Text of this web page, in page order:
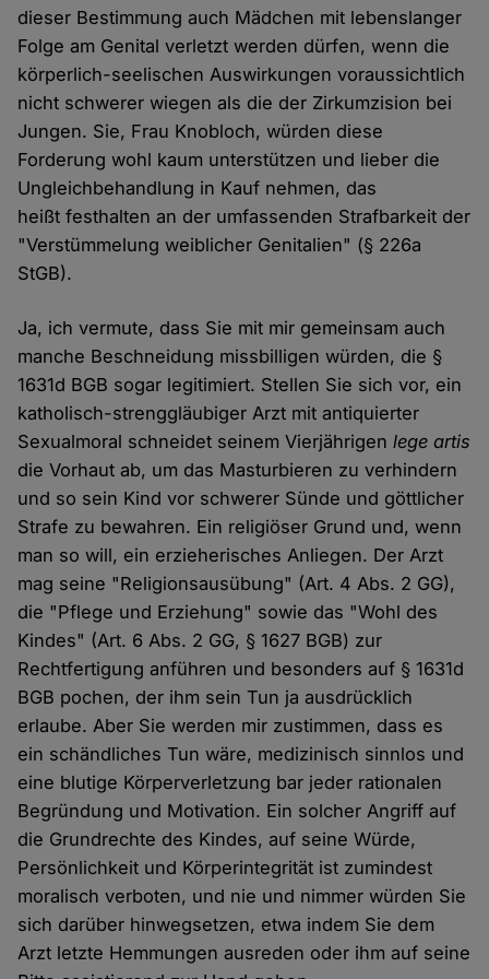
dieser Bestimmung auch Mädchen mit lebenslanger
Folge am Genital verletzt werden dürfen, wenn die
körperlich-seelischen Auswirkungen voraussichtlich
nicht schwerer wiegen als die der Zirkumzision bei
Jungen. Sie, Frau Knobloch, würden diese
Forderung wohl kaum unterstützen und lieber die
Ungleichbehandlung in Kauf nehmen, das
heißt festhalten an der umfassenden Strafbarkeit der
"Verstümmelung weiblicher Genitalien" (§ 226a
StGB).
Ja, ich vermute, dass Sie mit mir gemeinsam auch
manche Beschneidung missbilligen würden, die §
1631d BGB sogar legitimiert. Stellen Sie sich vor, ein
katholisch-strenggläubiger Arzt mit antiquierter
Sexualmoral schneidet seinem Vierjährigenlege artis
die Vorhaut ab, um das Masturbieren zu verhindern
und so sein Kind vor schwerer Sünde und göttlicher
Strafe zu bewahren. Ein religiöser Grund und, wenn
man so will, ein erzieherisches Anliegen. Der Arzt
mag seine "Religionsausübung" (Art. 4 Abs. 2 GG),
die "Pflege und Erziehung" sowie das "Wohl des
Kindes" (Art. 6 Abs. 2 GG, § 1627 BGB) zur
Rechtfertigung anführen und besonders auf § 1631d
BGB pochen, der ihm sein Tun ja ausdrücklich
erlaube. Aber Sie werden mir zustimmen, dass es
ein schändliches Tun wäre, medizinisch sinnlos und
eine blutige Körperverletzung bar jeder rationalen
Begründung und Motivation. Ein solcher Angriff auf
die Grundrechte des Kindes, auf seine Würde,
Persönlichkeit und Körperintegrität ist zumindest
moralisch verboten, und nie und nimmer würden Sie
sich darüber hinwegsetzen, etwa indem Sie dem
Arzt letzte Hemmungen ausreden oder ihm auf seine